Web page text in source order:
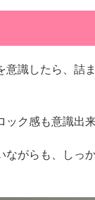
意識したら、詰
ク感も意識出
ながらも、しっ